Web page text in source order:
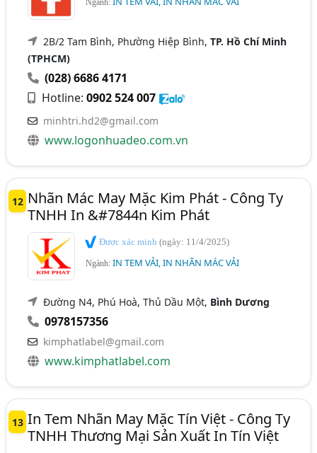
2B/2 Tam Bình, Phường Hiệp Bình,TP. Hồ Chí Minh
(TPHCM)
(028) 6686 4171
Hotline:0902 524 007
minhtri.hd2@gmail.com
www.logonhuadeo.com.vn
12 Nhãn Mác May Mặc Kim Phát - Công Ty
TNHH In &#7844n Kim Phát
Được xác minh(ngày: 11/4/2025)
Ngành:IN TEM VẢI, IN NHÃN MÁC VẢI
Đường N4, Phú Hoà, Thủ Dầu Một, Bình Dương
0978157356
kimphatlabel@gmail.com
www.kimphatlabel.com
13 In Tem Nhãn May Mặc Tín Việt - Công Ty
TNHH Thương Mại Sản Xuất In Tín Việt